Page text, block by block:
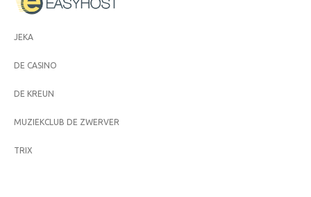
JEKA
DE CASINO
DE KREUN
MUZIEKCLUB DE ZWERVER
TRIX